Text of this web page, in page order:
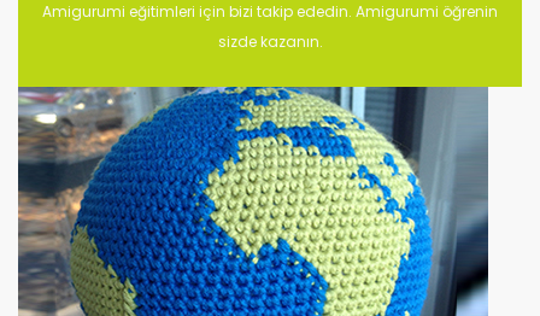
Amigurumi eğitimleri için bizi takip ededin. Amigurumi öğrenin
sizde kazanın.